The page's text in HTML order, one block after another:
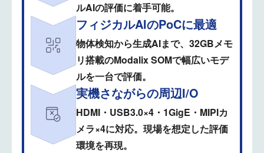
ルAIの評価に着手可能。
フィジカルAIのPoCに最適
物体検知から生成AIまで、32GBメモ
リ搭載のModalix SOMで幅広いモデ
ルを一台で評価。
実機さながらの周辺I/O
HDMI・USB3.0×4・1GigE・MIPIカ
メラ×4に対応。現場を想定した評価
環境を再現。